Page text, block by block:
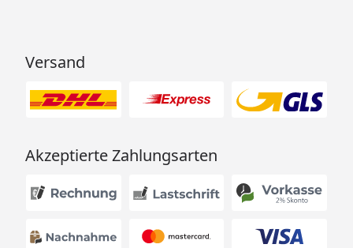
Versand
Akzeptierte Zahlungsarten